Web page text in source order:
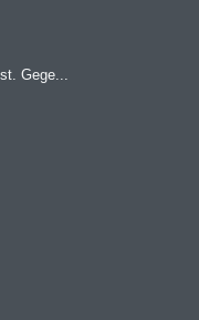
Gege...